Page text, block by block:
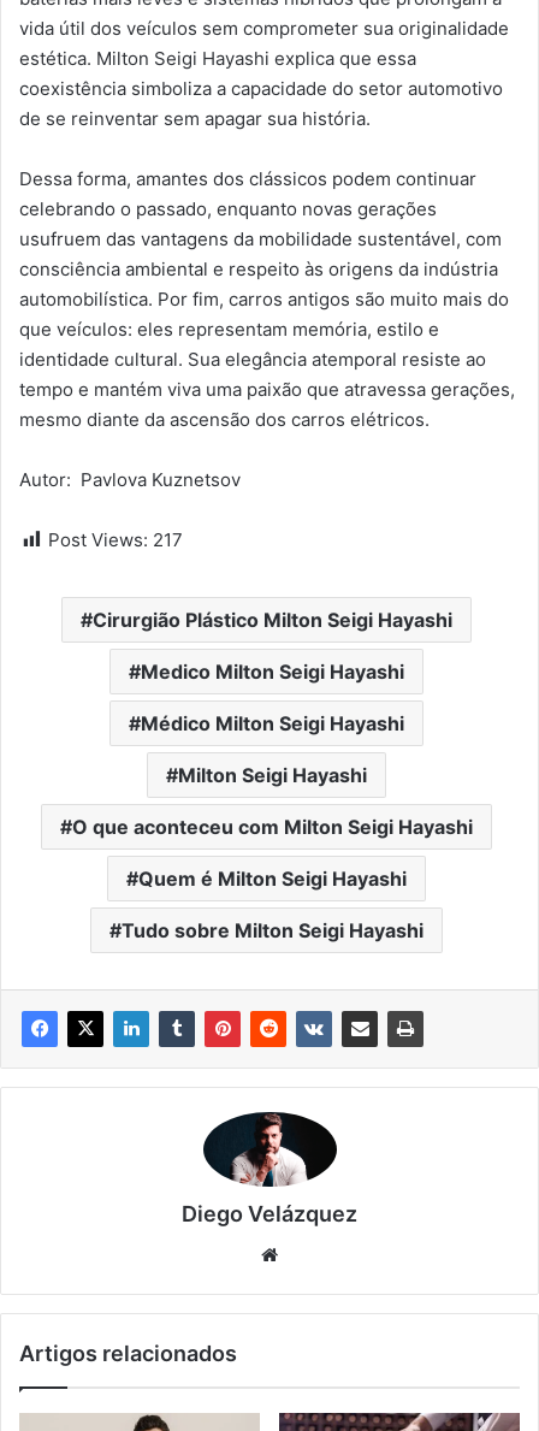
vida útil dos veículos sem comprometer sua originalidade
estética. Milton Seigi Hayashi explica que essa
coexistência simboliza a capacidade do setor automotivo
de se reinventar sem apagar sua história.
Dessa forma, amantes dos clássicos podem continuar
celebrando o passado, enquanto novas gerações
usufruem das vantagens da mobilidade sustentável, com
consciência ambiental e respeito às origens da indústria
automobilística. Por fim, carros antigos são muito mais do
que veículos: eles representam memória, estilo e
identidade cultural. Sua elegância atemporal resiste ao
tempo e mantém viva uma paixão que atravessa gerações,
mesmo diante da ascensão dos carros elétricos.
Autor: Pavlova Kuznetsov
Post Views: 217
Cirurgião Plástico Milton Seigi Hayashi
Medico Milton Seigi Hayashi
Médico Milton Seigi Hayashi
Milton Seigi Hayashi
O que aconteceu com Milton Seigi Hayashi
Quem é Milton Seigi Hayashi
Tudo sobre Milton Seigi Hayashi
Diego Velázquez
Artigos relacionados